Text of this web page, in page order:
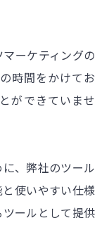
ーケティングの
時間をかけてお
ができていませ
、弊社のツール
と使いやすい仕様
ールとして提供